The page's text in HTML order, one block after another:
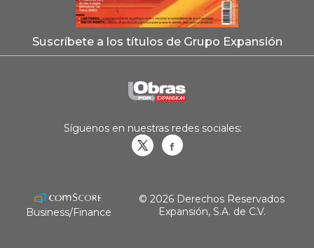
Suscríbete a los títulos de Grupo Expansión
Síguenos en nuestras redes sociales:
Business/Finance
© 2026 Derechos Reservados
Expansión, S.A. de C.V.